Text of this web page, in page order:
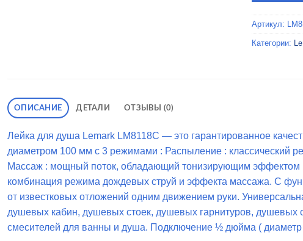
Артикул:
Категории:
ОПИСАНИЕ ДЕТАЛИ ОТЗЫВЫ (0)
Лейка для душа Lemark LM8118C — это гарантированное
диаметром 100 мм с 3 режимами : Распыление : классический
Массаж : мощный поток, обладающий тонизирующим эффектом
комбинация режима дождевых струй и эффекта массажа. С
от известковых отложений одним движением руки.
душевых кабин, душевых стоек, душевых гарнитуров, душевых
смесителей для ванны и душа. Подключение ½ дюйма (